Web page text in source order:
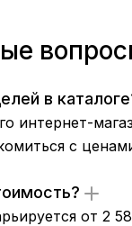
в
интернет-
с
от 2